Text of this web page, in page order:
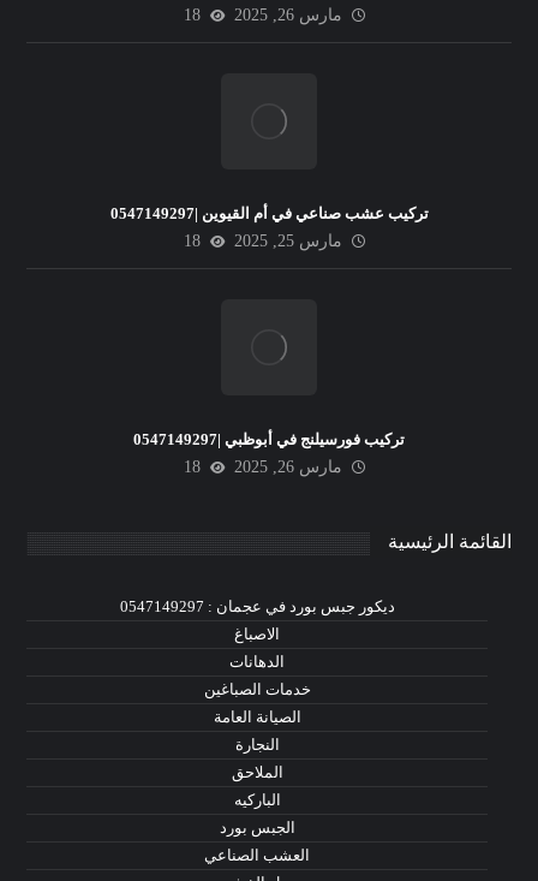
مارس 26, 2025
18
تركيب عشب صناعي في أم القيوين |0547149297
مارس 25, 2025
18
تركيب فورسيلنج في أبوظبي |0547149297
مارس 26, 2025
18
القائمة الرئيسية
ديكور جبس بورد في عجمان : 0547149297
الاصباغ
الدهانات
خدمات الصباغين
الصيانة العامة
النجارة
الملاحق
الباركيه
الجبس بورد
العشب الصناعي